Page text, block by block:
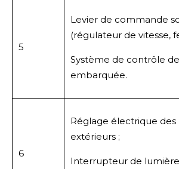
5
Levier de commande
(régulateur de vitesse,
Système de contrôle
embarquée.
6
Réglage électrique des
extérieurs ;
Interrupteur de